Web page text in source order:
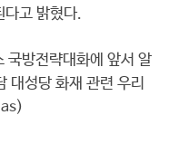
고 밝혔다.
방전략대화에 앞서 알
대성당 화재 관련 우리